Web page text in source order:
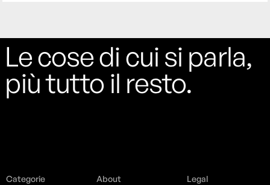
Le cose di cui si parla,
più tutto il resto.
Categorie
About
Legal